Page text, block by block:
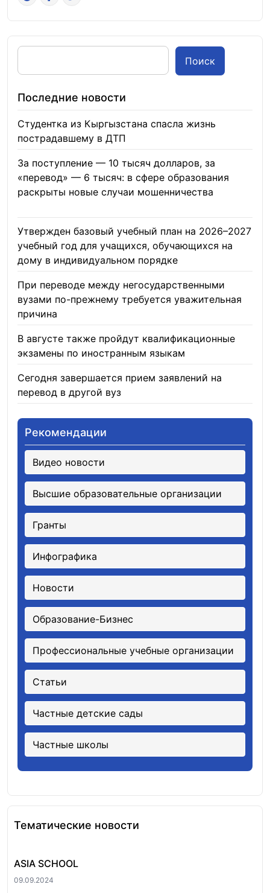
Поиск
Последние новости
Студентка из Кыргызстана спасла жизнь
пострадавшему в ДТП
За поступление — 10 тысяч долларов, за
«перевод» — 6 тысяч: в сфере образования
раскрыты новые случаи мошенничества
Утвержден базовый учебный план на 2026–2027
учебный год для учащихся, обучающихся на
дому в индивидуальном порядке
При переводе между негосударственными
вузами по-прежнему требуется уважительная
причина
В августе также пройдут квалификационные
экзамены по иностранным языкам
Сегодня завершается прием заявлений на
перевод в другой вуз
Рекомендации
Видео новости
Высшие образовательные организации
Гранты
Инфографика
Новости
Образование-Бизнес
Профессиональные учебные организации
Статьи
Частные детские сады
Частные школы
Тематические новости
ASIA SCHOOL
09.09.2024